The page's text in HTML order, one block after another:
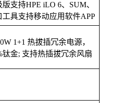
支持HPE iLO 6、SUM、
工具支持移动应用软件APP
1+1 热拔插冗余电源，
钛金; 支持热插拔冗余风扇